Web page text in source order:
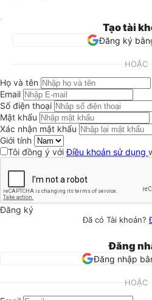
Tạo tài
Đăng ký
HOẶC
Họ và tên
Email
Số điện thoại
Mật khẩu
Xác nhận mật khẩu
Giới tính
Tôi đồng ý vớiĐiều khoản sử dụng
Đăng ký
Đã có Tài khoản?
Đăng
Đăng nhập
HOẶC